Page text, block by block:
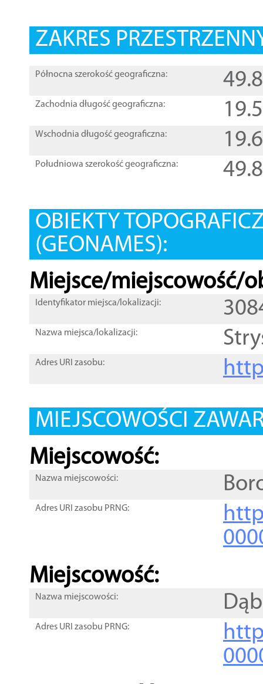
ZAKRES
Północna szerokość geograficzna:
Zachodnia długość geograficzna:
Wschodnia długość geograficzna:
Południowa szerokość geograficzna:
OBIEKTY
(GEONAMES):
Miejsce/miejscowość/
Identyfikator miejsca/lokalizacji:
Nazwa miejsca/lokalizacji:
Adres URI zasobu:
MIEJSCOWOŚCI
Miejscowość:
Nazwa miejscowości:
Adres URI zasobu PRNG:
Miejscowość:
Nazwa miejscowości:
Adres URI zasobu PRNG: